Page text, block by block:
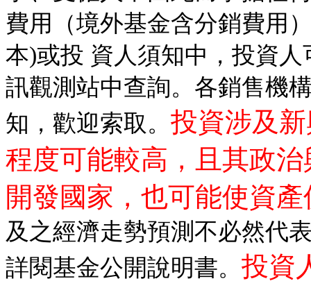
費用（境外基金含分銷費用
本)或投 資人須知中，投資
訊觀測站中查詢。各銷售機
知，歡迎索取。 投資涉及
程度可能較高，且其政
開發國家，也可能使資
及之經濟走勢預測不必然代
詳閱基金公開說明書。 投資